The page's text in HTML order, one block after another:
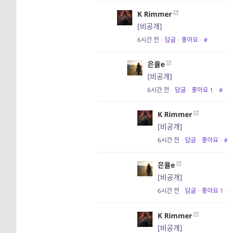
K Rimmer
[비공개]
6시간 전 · 답글 · 좋아요 · #
은율e
[비공개]
6시간 전 · 답글 · 좋아요 1 · #
K Rimmer
[비공개]
6시간 전 · 답글 · 좋아요 ·
은율e
[비공개]
6시간 전 · 답글 · 좋아요 1 ·
K Rimmer
[비공개]